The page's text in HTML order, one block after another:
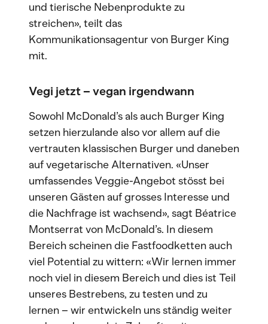
und tierische Nebenprodukte zu
streichen», teilt das
Kommunikationsagentur von Burger King
mit.
Vegi jetzt – vegan irgendwann
Sowohl McDonald’s als auch Burger King
setzen hierzulande also vor allem auf die
vertrauten klassischen Burger und daneben
auf vegetarische Alternativen. «Unser
umfassendes Veggie-Angebot stösst bei
unseren Gästen auf grosses Interesse und
die Nachfrage ist wachsend», sagt Béatrice
Montserrat von McDonald’s. In diesem
Bereich scheinen die Fastfoodketten auch
viel Potential zu wittern: «Wir lernen immer
noch viel in diesem Bereich und dies ist Teil
unseres Bestrebens, zu testen und zu
lernen – wir entwickeln uns ständig weiter